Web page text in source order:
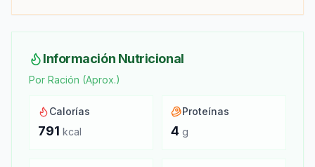
Información Nutricional
Por Ración (Aprox.)
Calorías
791 kcal
Proteínas
4 g